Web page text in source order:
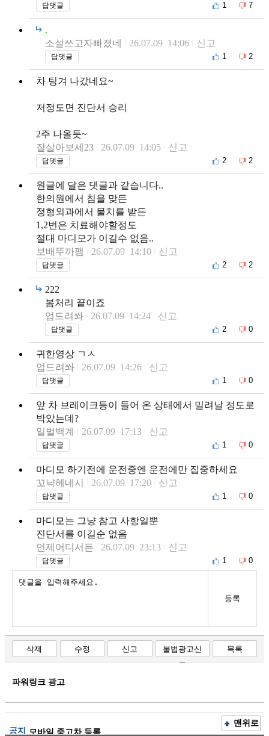
답댓글 1 7
.
소설쓰고자빠졌네
26.07.09 14:06 신고
답댓글 1 2
차 팅겨 나갔네요~
저정도면 진단서 승리
2주 나올듯~
잘살아보세23
26.07.09 14:05 신고
답댓글 2 2
원글에 달은 댓글과 같습니다..
한의원에서 침을 맞든
정형외과에서 물치를 받든
1,2번은 치료해야할정도
절대 마디모가 이길수 없음..
보배뚜까팸
26.07.09 14:10 신고
답댓글 2 2
222
봄처리 끝이죠
업드려쏴
26.07.09 14:24 신고
답댓글 2 0
귀한영상 ㄱㅅ
업드려쏴
26.07.09 14:26 신고
답댓글 1 0
앞 차 브레이크등이 들어 온 상태에서 밀려날 정도로
박았는데?
일벌백계
26.07.09 17:13 신고
답댓글 1 0
마디모 하기전에 운전중엔 운전에만 집중하세요
꼬냑헤네시
26.07.09 17:20 신고
답댓글 1 0
마디모는 그냥 참고 사항일뿐
진단서를 이길순 없음
언제어디서든
26.07.09 23:13 신고
답댓글 1 0
등록
삭제 수정 신고
불법광고신
고
목록
파워링크 광고
공지 모바일 중고차 등록
맨위로